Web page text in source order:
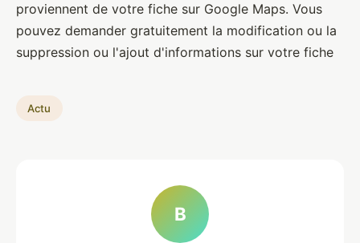
proviennent de votre fiche sur Google Maps. Vous
pouvez demander gratuitement la modification ou la
suppression ou l'ajout d'informations sur votre fiche
Actu
B